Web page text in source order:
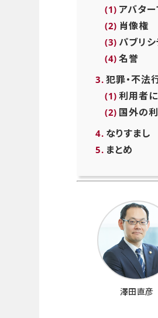
アバタ
肖像権
パブリ
名誉
犯罪・不法
利用者
国外の
なりすまし
まとめ
澤田直彦